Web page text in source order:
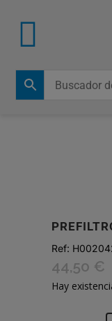
Ref:
44,50 €
Hay